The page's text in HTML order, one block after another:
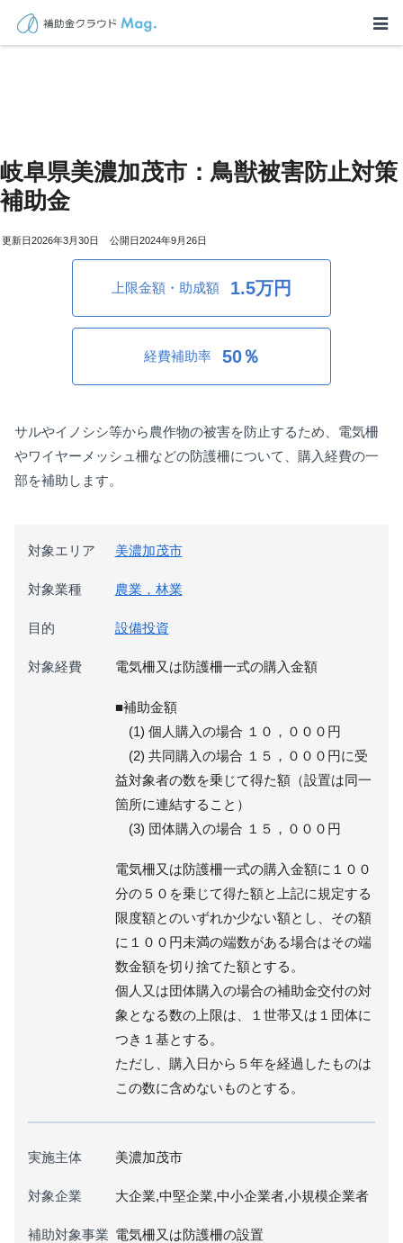
岐阜県美濃加茂市：鳥獣被害防止対策
補助金
2026年3月30日 2024年9月26日
上限金額・助成額 1.5万円
経費補助率 50％
サルやイノシシ等から農作物の被害を防止するため、電気柵
やワイヤーメッシュ柵などの防護柵について、購入経費の一
部を補助します。
対象エリア 美濃加茂市
対象業種 農業，林業
目的 設備投資
対象経費 電気柵又は防護柵一式の購入金額
■補助金額
(1) 個人購入の場合 １０，０００円
(2) 共同購入の場合 １５，０００円に受
益対象者の数を乗じて得た額（設置は同一
箇所に連結すること）
(3) 団体購入の場合 １５，０００円
電気柵又は防護柵一式の購入金額に１００
分の５０を乗じて得た額と上記に規定する
限度額とのいずれか少ない額とし、その額
に１００円未満の端数がある場合はその端
数金額を切り捨てた額とする。
個人又は団体購入の場合の補助金交付の対
象となる数の上限は、１世帯又は１団体に
つき１基とする。
ただし、購入日から５年を経過したものは
この数に含めないものとする。
実施主体 美濃加茂市
対象企業 大企業,中堅企業,中小企業者,小規模企業者
補助対象事業 電気柵又は防護柵の設置